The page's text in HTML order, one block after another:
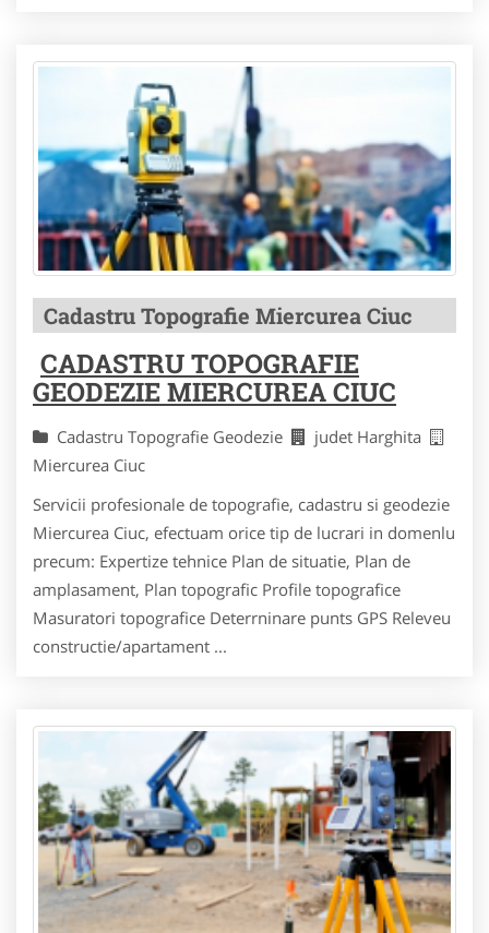
Cadastru Topografie Miercurea Ciuc
CADASTRU TOPOGRAFIE
GEODEZIE MIERCUREA CIUC
Cadastru Topografie Geodezie
judet Harghita
Miercurea Ciuc
Servicii profesionale de topografie, cadastru si geodezie
Miercurea Ciuc, efectuam orice tip de lucrari in domenlu
precum: Expertize tehnice Plan de situatie, Plan de
amplasament, Plan topografic Profile topografice
Masuratori topografice Deterrninare punts GPS Releveu
constructie/apartament ...